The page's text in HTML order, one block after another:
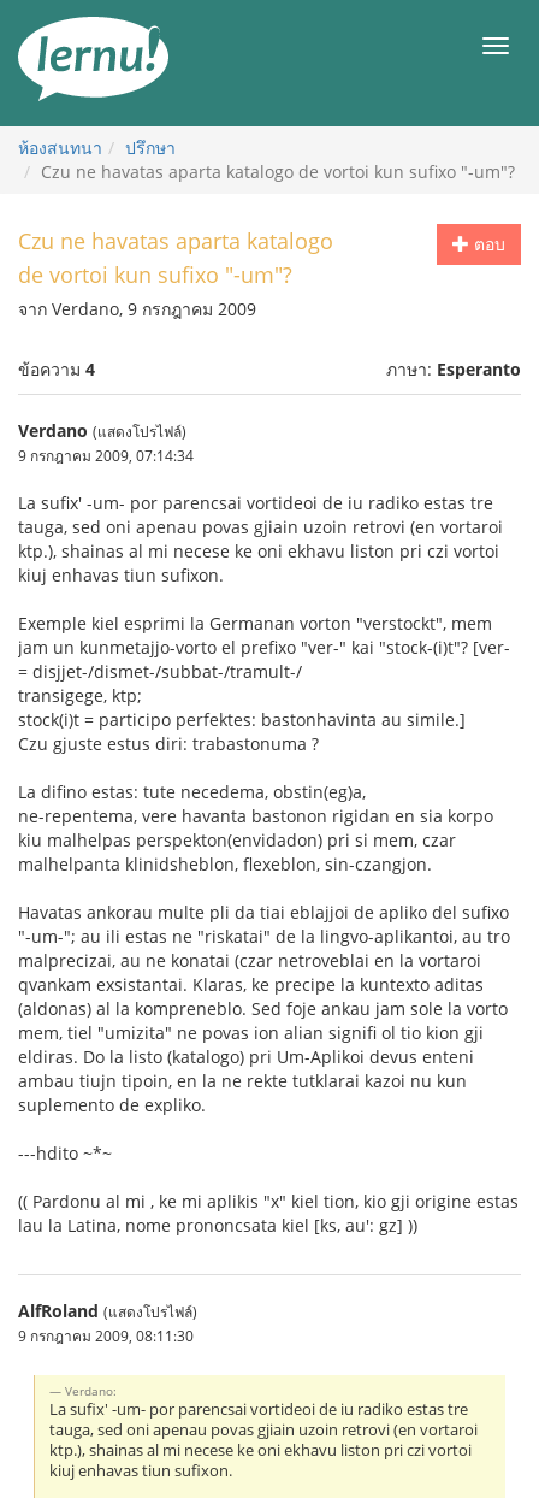
สารบัญ
เมนู
ห้องสนทนา
ปรึกษา
Czu ne havatas aparta katalogo de vortoi kun sufixo "-um"?
ตอบ
Czu ne havatas aparta katalogo
de vortoi kun sufixo "-um"?
จาก Verdano, 9 กรกฎาคม 2009
ข้อความ 4 ภาษา: Esperanto
Verdano (แสดงโปรไฟล์)
9 กรกฎาคม 2009, 07:14:34
La sufix' -um- por parencsai vortideoi de iu radiko estas tre
tauga, sed oni apenau povas gjiain uzoin retrovi (en vortaroi
ktp.), shainas al mi necese ke oni ekhavu liston pri czi vortoi
kiuj enhavas tiun sufixon.
Exemple kiel esprimi la Germanan vorton "verstockt", mem
jam un kunmetajjo-vorto el prefixo "ver-" kai "stock-(i)t"? [ver-
= disjjet-/dismet-/subbat-/tramult-/
transigege, ktp;
stock(i)t = participo perfektes: bastonhavinta au simile.]
Czu gjuste estus diri: trabastonuma ?
La difino estas: tute necedema, obstin(eg)a,
ne-repentema, vere havanta bastonon rigidan en sia korpo
kiu malhelpas perspekton(envidadon) pri si mem, czar
malhelpanta klinidsheblon, flexeblon, sin-czangjon.
Havatas ankorau multe pli da tiai eblajjoi de apliko del sufixo
"-um-"; au ili estas ne "riskatai" de la lingvo-aplikantoi, au tro
malprecizai, au ne konatai (czar netroveblai en la vortaroi
qvankam exsistantai. Klaras, ke precipe la kuntexto aditas
(aldonas) al la kompreneblo. Sed foje ankau jam sole la vorto
mem, tiel "umizita" ne povas ion alian signifi ol tio kion gji
eldiras. Do la listo (katalogo) pri Um-Aplikoi devus enteni
ambau tiujn tipoin, en la ne rekte tutklarai kazoi nu kun
suplemento de expliko.
---hdito ~*~
(( Pardonu al mi , ke mi aplikis "x" kiel tion, kio gji origine estas
lau la Latina, nome prononcsata kiel [ks, au': gz] ))
AlfRoland (แสดงโปรไฟล์)
9 กรกฎาคม 2009, 08:11:30
Verdano:
La sufix' -um- por parencsai vortideoi de iu radiko estas tre
tauga, sed oni apenau povas gjiain uzoin retrovi (en vortaroi
ktp.), shainas al mi necese ke oni ekhavu liston pri czi vortoi
kiuj enhavas tiun sufixon.